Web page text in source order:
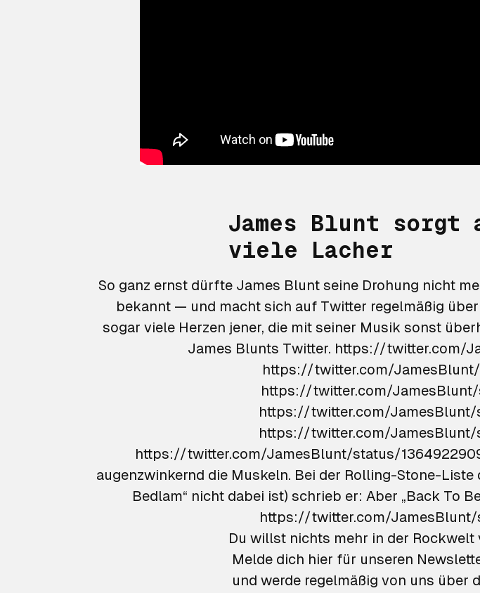
James Blunt
viele Lacher
So ganz ernst dürfte James Blunt seine Drohung nicht
bekannt — und macht sich auf Twitter regelmäßig
sogar viele Herzen jener, die mit seiner Musik sonst
James Blunts Twitter. https://twitter.com/JamesBlunt/status/1473621924068610049
https://twitter.com/
https://twitter.com/
https://twitter.com/
https://twitter.com/
https://twitter.com/JamesBlunt/status/1364922909182087169 Allerdings zeigt
augenzwinkernd die Muskeln. Bei der Rolling-Stone-
Bedlam“ nicht dabei ist) schrieb er: Aber „Back To
Du willst nichts mehr in der Rockwelt
Melde dich hier für unseren
und werde regelmäßig von uns über